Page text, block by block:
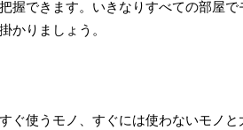
握できます。いきなりすべての部屋
かりましょう。
ぐ使うモノ、すぐには使わないモノ